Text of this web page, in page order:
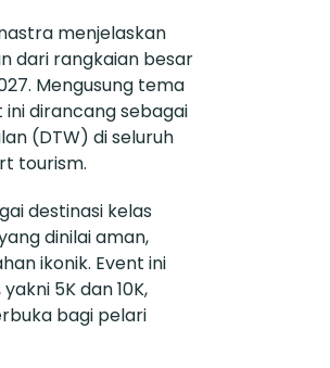
menjelaskan
dari rangkaian besar
Mengusung tema
dirancang sebagai
(DTW) di seluruh
tourism.
destinasi kelas
dinilai aman,
ikonik. Event ini
5K dan 10K,
bagi pelari